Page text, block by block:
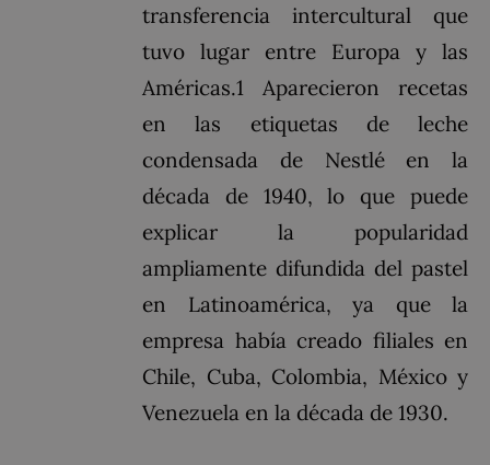
transferencia intercultural que
tuvo lugar entre Europa y las
Américas.1​ Aparecieron recetas
en las etiquetas de leche
condensada de Nestlé en la
década de 1940, lo que puede
explicar la popularidad
ampliamente difundida del pastel
en Latinoamérica, ya que la
empresa había creado filiales en
Chile, Cuba, Colombia, México y
Venezuela en la década de 1930.